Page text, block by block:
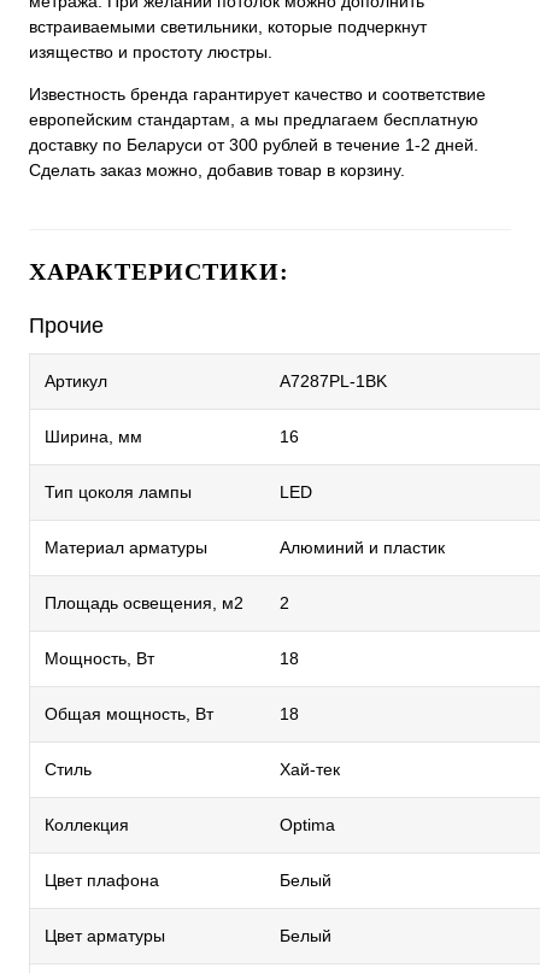
встраиваемыми светильники, которые подчеркнут
изящество и простоту люстры.
Известность бренда гарантирует качество и соответствие
европейским стандартам, а мы предлагаем бесплатную
доставку по Беларуси от 300 рублей в течение 1-2 дней.
Сделать заказ можно, добавив товар в корзину.
ХАРАКТЕРИСТИКИ:
Прочие
Артикул A7287PL-1BK
Ширина, мм 16
Тип цоколя лампы LED
Материал арматуры Алюминий и пластик
Площадь освещения, м2 2
Мощность, Вт 18
Общая мощность, Вт 18
Стиль Хай-тек
Коллекция Optima
Цвет плафона Белый
Цвет арматуры Белый